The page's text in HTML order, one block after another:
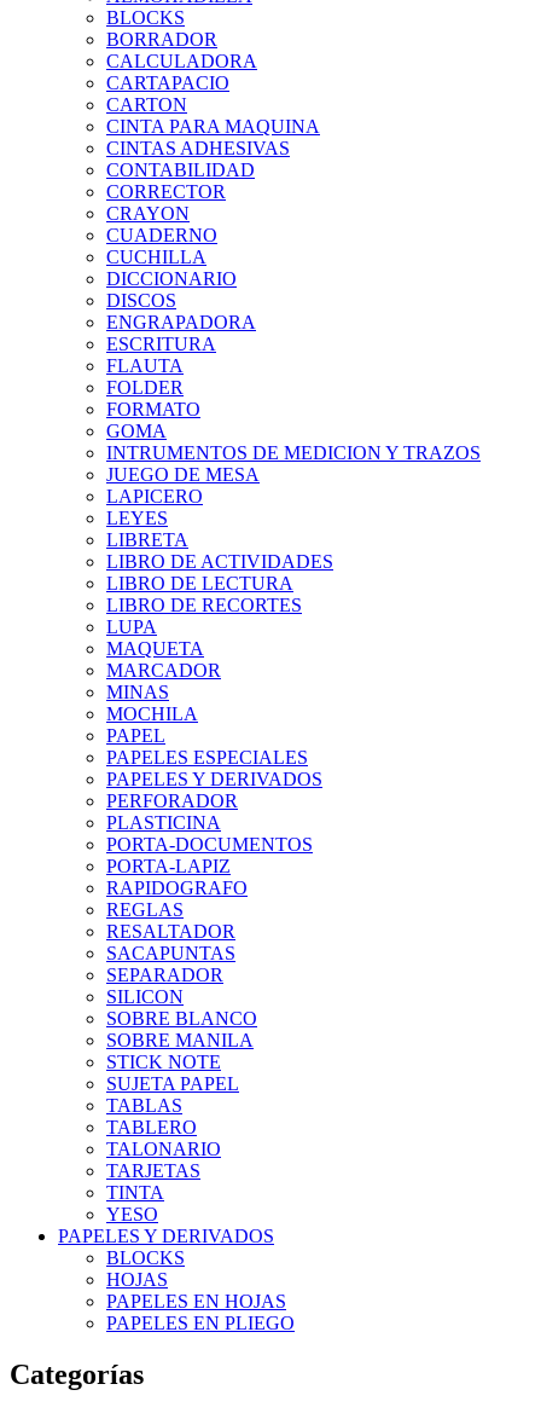
BLOCKS
BORRADOR
CALCULADORA
CARTAPACIO
CARTON
CINTA PARA MAQUINA
CINTAS ADHESIVAS
CONTABILIDAD
CORRECTOR
CRAYON
CUADERNO
CUCHILLA
DICCIONARIO
DISCOS
ENGRAPADORA
ESCRITURA
FLAUTA
FOLDER
FORMATO
GOMA
INTRUMENTOS DE MEDICION Y TRAZOS
JUEGO DE MESA
LAPICERO
LEYES
LIBRETA
LIBRO DE ACTIVIDADES
LIBRO DE LECTURA
LIBRO DE RECORTES
LUPA
MAQUETA
MARCADOR
MINAS
MOCHILA
PAPEL
PAPELES ESPECIALES
PAPELES Y DERIVADOS
PERFORADOR
PLASTICINA
PORTA-DOCUMENTOS
PORTA-LAPIZ
RAPIDOGRAFO
REGLAS
RESALTADOR
SACAPUNTAS
SEPARADOR
SILICON
SOBRE BLANCO
SOBRE MANILA
STICK NOTE
SUJETA PAPEL
TABLAS
TABLERO
TALONARIO
TARJETAS
TINTA
YESO
PAPELES Y DERIVADOS
BLOCKS
HOJAS
PAPELES EN HOJAS
PAPELES EN PLIEGO
Categorías